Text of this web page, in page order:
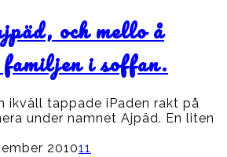
och mello å
familjen i soffan.
ikväll tappade iPaden rakt på
under namnet Ajpäd. En liten
201011